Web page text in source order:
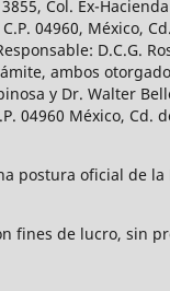
Col. Ex-Hacienda
04960, México,
D.C.G.
ambos
y Dr. Walter
04960 México, Cd.
postura oficial de la
fines de lucro, sin